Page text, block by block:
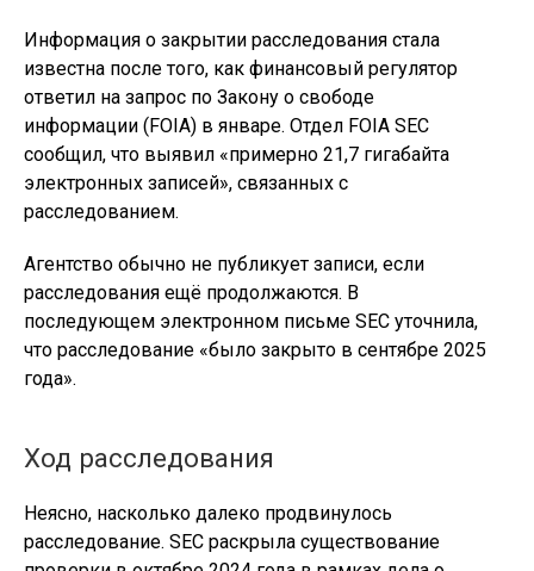
Информация о закрытии расследования стала
известна после того, как финансовый регулятор
ответил на запрос по Закону о свободе
информации (FOIA) в январе. Отдел FOIA SEC
сообщил, что выявил «примерно 21,7 гигабайта
электронных записей», связанных с
расследованием.
Агентство обычно не публикует записи, если
расследования ещё продолжаются. В
последующем электронном письме SEC уточнила,
что расследование «было закрыто в сентябре 2025
года».
Ход расследования
Неясно, насколько далеко продвинулось
расследование. SEC раскрыла существование